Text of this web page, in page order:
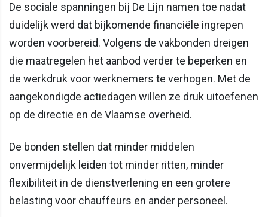
De sociale spanningen bij De Lijn namen toe nadat
duidelijk werd dat bijkomende financiële ingrepen
worden voorbereid. Volgens de vakbonden dreigen
die maatregelen het aanbod verder te beperken en
de werkdruk voor werknemers te verhogen. Met de
aangekondigde actiedagen willen ze druk uitoefenen
op de directie en de Vlaamse overheid.
De bonden stellen dat minder middelen
onvermijdelijk leiden tot minder ritten, minder
flexibiliteit in de dienstverlening en een grotere
belasting voor chauffeurs en ander personeel.